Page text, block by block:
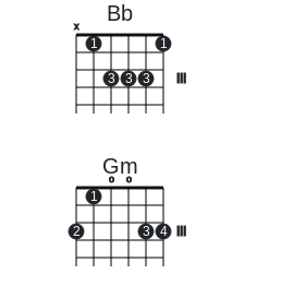
Bb
x
1
3 3 3
1
Gm
2
1
o o
3 4